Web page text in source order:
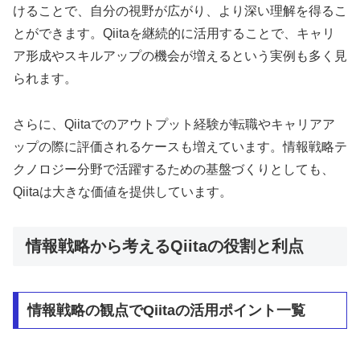
けることで、自分の視野が広がり、より深い理解を得るこ
とができます。Qiitaを継続的に活用することで、キャリ
ア形成やスキルアップの機会が増えるという実例も多く見
られます。
さらに、Qiitaでのアウトプット経験が転職やキャリアア
ップの際に評価されるケースも増えています。情報戦略テ
クノロジー分野で活躍するための基盤づくりとしても、
Qiitaは大きな価値を提供しています。
情報戦略から考えるQiitaの役割と利点
情報戦略の観点でQiitaの活用ポイント一覧